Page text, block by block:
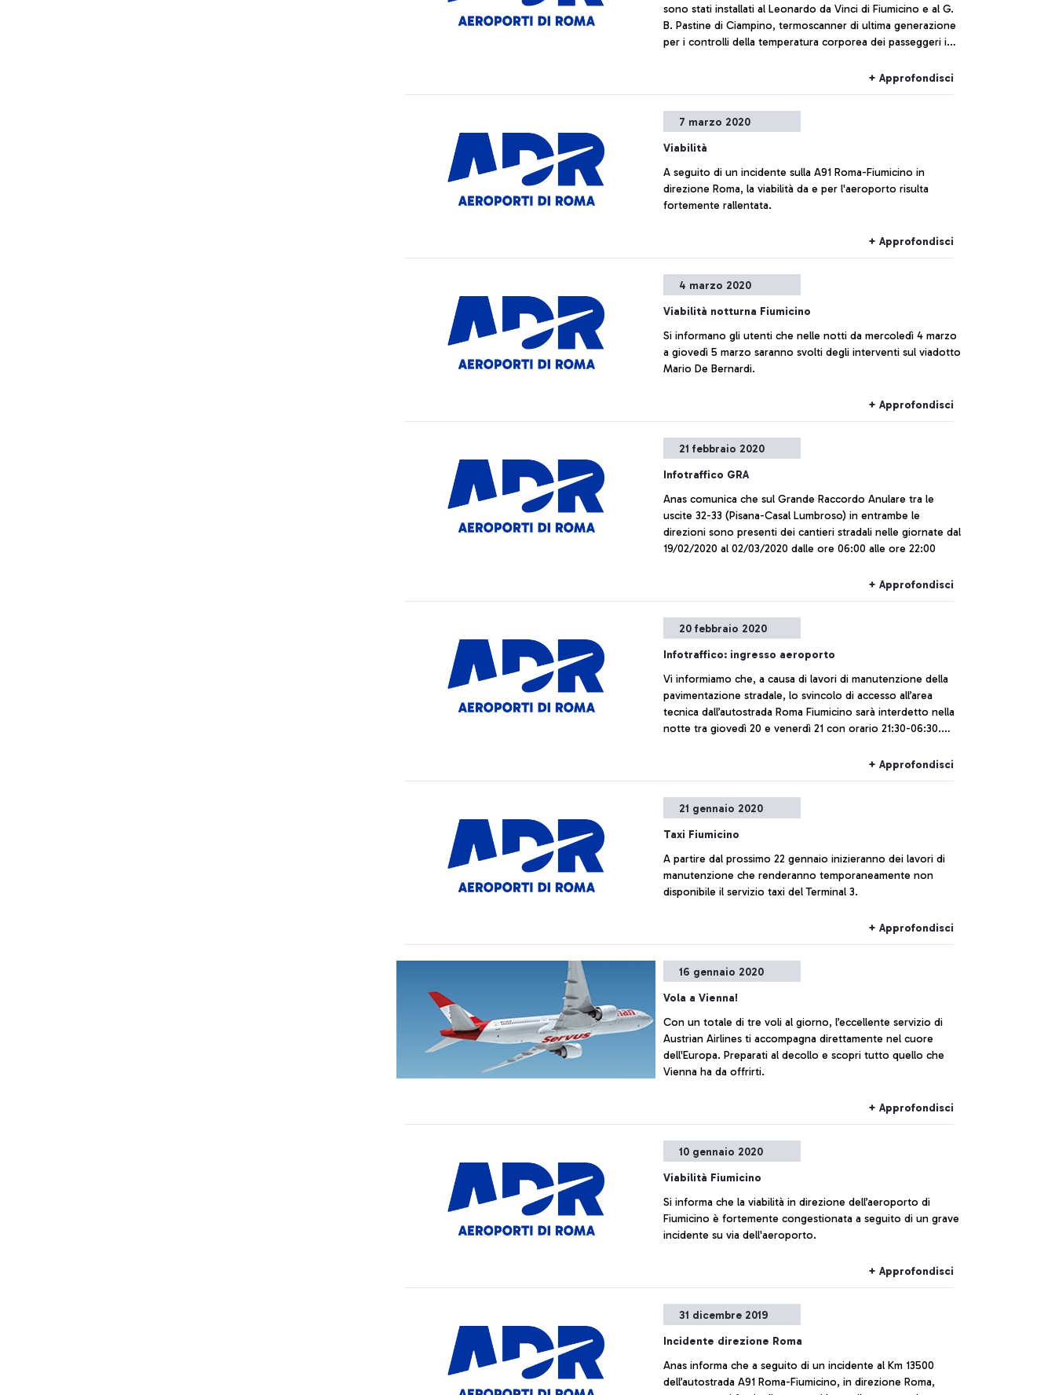
sono stati installati al Leonardo da Vinci di Fiumicino e al G.
B. Pastine di Ciampino, termoscanner di ultima generazione
per i controlli della temperatura corporea dei passeggeri in
+ Approfondisci
7 marzo 2020
Viabilità
A seguito di un incidente sulla A91 Roma-Fiumicino in
direzione Roma, la viabilità da e per l'aeroporto risulta
fortemente rallentata.
+ Approfondisci
4 marzo 2020
Viabilità notturna Fiumicino
Si informano gli utenti che nelle notti da mercoledì 4 marzo
a giovedì 5 marzo saranno svolti degli interventi sul viadotto
Mario De Bernardi.
+ Approfondisci
21 febbraio 2020
Infotraffico GRA
Anas comunica che sul Grande Raccordo Anulare tra le
uscite 32-33 (Pisana-Casal Lumbroso) in entrambe le
direzioni sono presenti dei cantieri stradali nelle giornate dal
19/02/2020 al 02/03/2020 dalle ore 06:00 alle ore 22:00
+ Approfondisci
20 febbraio 2020
Infotraffico: ingresso aeroporto
Vi informiamo che, a causa di lavori di manutenzione della
pavimentazione stradale, lo svincolo di accesso all’area
tecnica dall’autostrada Roma Fiumicino sarà interdetto nella
notte tra giovedì 20 e venerdì 21 con orario 21:30-06:30.
transita in prossimità di NPU ed arriva alla rotatoria Kindu).
+ Approfondisci
21 gennaio 2020
Taxi Fiumicino
A partire dal prossimo 22 gennaio inizieranno dei lavori di
manutenzione che renderanno temporaneamente non
disponibile il servizio taxi del Terminal 3.
+ Approfondisci
16 gennaio 2020
Vola a Vienna!
Con un totale di tre voli al giorno, l’eccellente servizio di
Austrian Airlines ti accompagna direttamente nel cuore
dell'Europa. Preparati al decollo e scopri tutto quello che
Vienna ha da offrirti.
+ Approfondisci
10 gennaio 2020
Viabilità Fiumicino
Si informa che la viabilità in direzione dell’aeroporto di
Fiumicino è fortemente congestionata a seguito di un grave
incidente su via dell'aeroporto.
+ Approfondisci
31 dicembre 2019
Incidente direzione Roma
Anas informa che a seguito di un incidente al Km 13500
dell’autostrada A91 Roma-Fiumicino, in direzione Roma,